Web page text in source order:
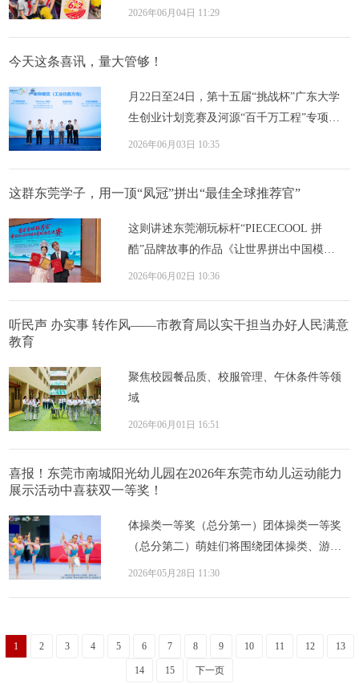
街道小学生网球联队的孩子们经历三天的拉
2026年06月04日 11:29
今天这条喜讯，量大管够！
月22日至24日，第十五届“挑战杯”广东大学
生创业计划竞赛及河源“百千万工程”专项赛
圆满收官。莞工学子奋勇拼搏、尽显风采，
2026年06月03日 10:35
这群东莞学子，用一顶“凤冠”拼出“最佳全球推荐官”
这则讲述东莞潮玩标杆“‌PIECECOOL 拼
酷”品牌故事的作品《让世界拼出中国模
样》，最终以立意、选品、剧本、编排、演
2026年06月02日 10:36
听民声 办实事 转作风——市教育局以实干担当办好人民满意
教育
聚焦校园餐品质、校服管理、午休条件等领
域
2026年06月01日 16:51
喜报！东莞市南城阳光幼儿园在2026年东莞市幼儿运动能力
展示活动中喜获双一等奖！
体操类一等奖（总分第一）团体操类一等奖
（总分第二）萌娃们将围绕团体操类、游戏
动作类和集体球类三大项目展开精彩角逐，
2026年05月28日 11:30
1 2 3 4 5 6 7 8 9 10 11 12 13
14 15 下一页